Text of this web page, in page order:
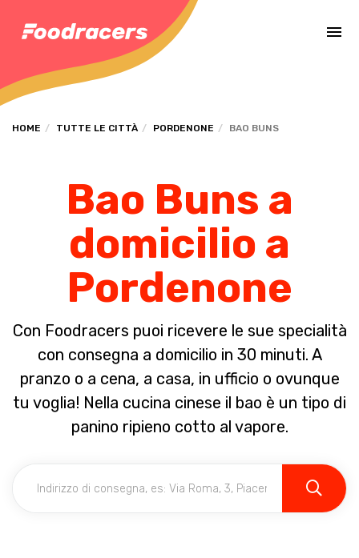
HOME TUTTE LE CITTÀ PORDENONE BAO BUNS
Bao Buns a
domicilio a
Pordenone
Con Foodracers puoi ricevere le sue specialità
con consegna a domicilio in 30 minuti. A
pranzo o a cena, a casa, in ufficio o ovunque
tu voglia! Nella cucina cinese il bao è un tipo di
panino ripieno cotto al vapore.